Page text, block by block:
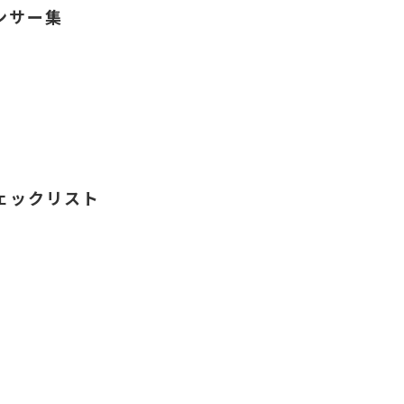
サー集
ックリスト